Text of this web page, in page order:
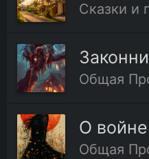
Сказки и
Общая
О
Общая